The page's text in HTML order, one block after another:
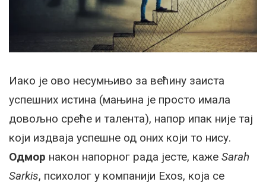
Иако је ово несумњиво за већину заиста
успешних истина (мањина је просто имала
довољно среће и талента), напор ипак није тај
који издваја успешне од оних који то нису.
Одмор након напорног рада јесте, каже Sarah
Sarkis, психолог у компанији Exos, која се